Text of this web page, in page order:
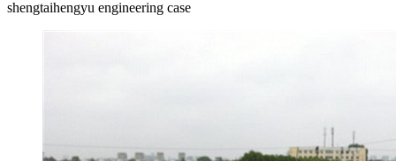
shengtaihengyu engineering case